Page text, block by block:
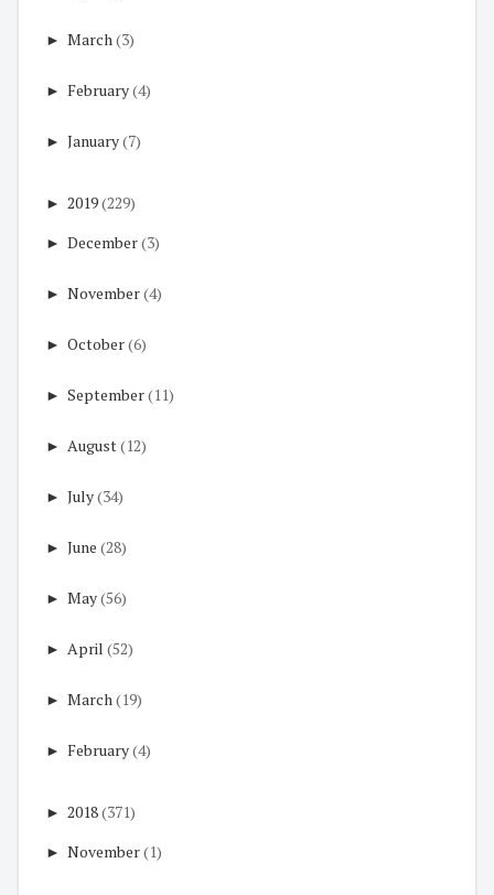
► March (3)
► February(4)
► January(7)
► 2019(229)
► December(3)
► November(4)
► October(6)
► September(11)
► August(12)
► July(34)
► June (28)
► May(56)
► April (52)
► March (19)
► February(4)
► 2018(371)
► November(1)